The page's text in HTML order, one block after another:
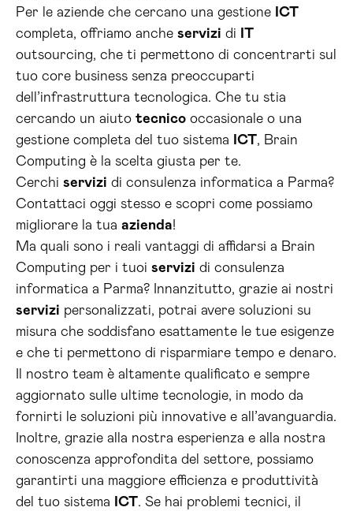
Per le aziende che cercano una gestione ICT
completa, offriamo anche servizi di
IT
outsourcing, che ti permettono di concentrarti sul
tuo core business senza preoccuparti
dell’infrastruttura tecnologica. Che tu stia
cercando un aiuto tecnico occasionale o una
gestione completa del tuo sistema
ICT, Brain
Computing è la scelta giusta per te.
Cerchi servizi di consulenza informatica a Parma?
Contattaci oggi stesso e scopri come possiamo
migliorare la tua azienda!
Ma quali sono i reali vantaggi di affidarsi a Brain
Computing per i tuoi servizi di consulenza
informatica a Parma? Innanzitutto, grazie ai nostri
servizi personalizzati, potrai avere soluzioni su
misura che soddisfano esattamente le tue esigenze
e che ti permettono di risparmiare tempo e denaro.
Il nostro team è altamente qualificato e sempre
aggiornato sulle ultime tecnologie, in modo da
fornirti le soluzioni più innovative e all’avanguardia.
Inoltre, grazie alla nostra esperienza e alla nostra
conoscenza approfondita del settore, possiamo
garantirti una maggiore efficienza e produttività
del tuo sistema
ICT. Se hai problemi tecnici, il